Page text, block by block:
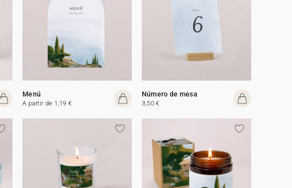
Menú
A partir de 1,19 €
Número de mesa
3,50 €